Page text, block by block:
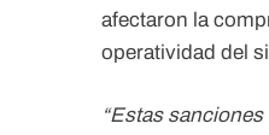
afectaron la
operatividad del
“Estas